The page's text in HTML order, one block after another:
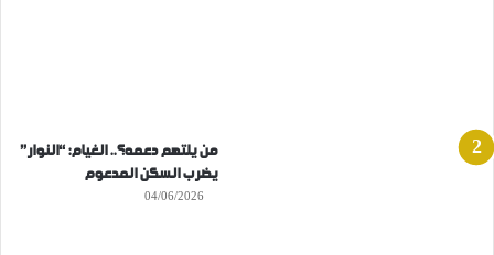
من يلتهم دعمه؟.. الغيام: “النوار”
يضرب السكن المدعوم
04/06/2026